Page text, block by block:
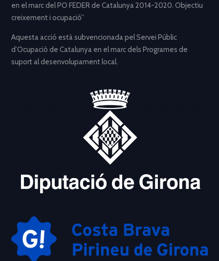
en el marc del PO FEDER de Catalunya 2014-2020. Objectiu
creixement i ocupació”
Aquesta acció està subvencionada pel Servei Públic
d’Ocupació de Catalunya en el marc dels Programes de
suport al desenvolupament local.